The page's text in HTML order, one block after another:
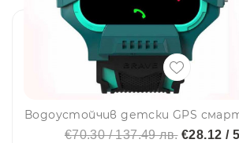
€70.30 / 137.49 лв.€28.12 /